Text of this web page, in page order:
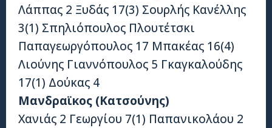
Λάππας 2 Ξυδάς 17(3) Σουρλής Κανέλλης
3(1) Σπηλιόπουλος Πλουτέτσκι
Παπαγεωργόπουλος 17 Μπακέας 16(4)
Λιούνης Γιαννόπουλος 5 Γκαγκαλούδης
17(1) Δούκας 4
Μανδραϊκος (Κατσούνης)
Χανιάς 2 Γεωργίου 7(1) Παπανικολάου 2